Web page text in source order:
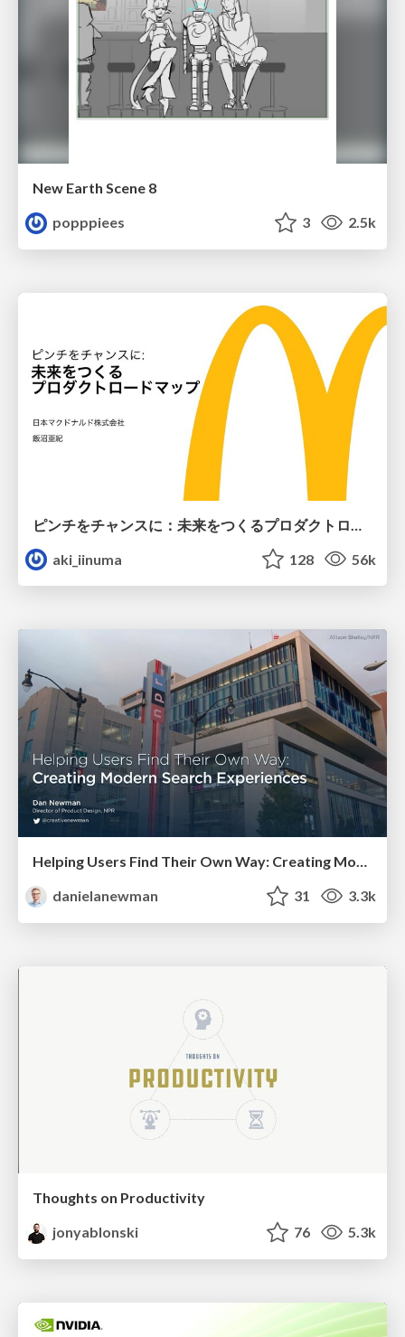
New Earth Scene 8
popppiees
3 2.5k
aki_iinuma
128 56k
Helping Users Find Their Own Way: Creating Modern Search Experiences
danielanewman
31 3.3k
Thoughts on Productivity
jonyablonski
76 5.3k